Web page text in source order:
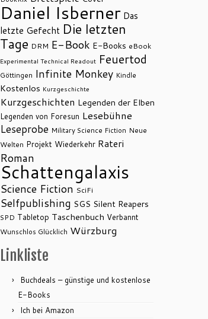
Daniel Isberner Das
letzte Gefecht Die letzten
Tage DRM E-Book E-Books eBook
Experimental Technical Readout Feuertod
Göttingen Infinite Monkey Kindle
Kostenlos Kurzgeschichte
Kurzgeschichten Legenden der Elben
Legenden von Foresun Lesebühne
Leseprobe Military Science Fiction Neue
Welten Projekt Wiederkehr Rateri
Roman
Schattengalaxis
Science Fiction SciFi
Selfpublishing SGS Silent Reapers
SPD Tabletop Taschenbuch Verbannt
Wunschlos Glücklich Würzburg
Linkliste
Buchdeals – günstige und kostenlose
E-Books
Ich bei Amazon